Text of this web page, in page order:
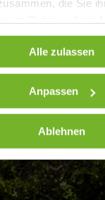
die Sie
Weitere
Alle zulassen
Anpassen
Ablehnen